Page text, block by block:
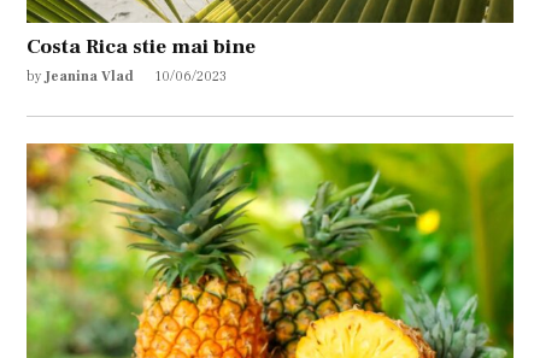
Costa Rica stie mai bine
by Jeanina Vlad 10/06/2023